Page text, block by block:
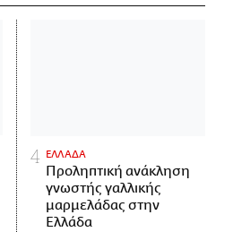
ΕΛΛΑΔΑ
Προληπτική ανάκληση
γνωστής γαλλικής
μαρμελάδας στην
Ελλάδα